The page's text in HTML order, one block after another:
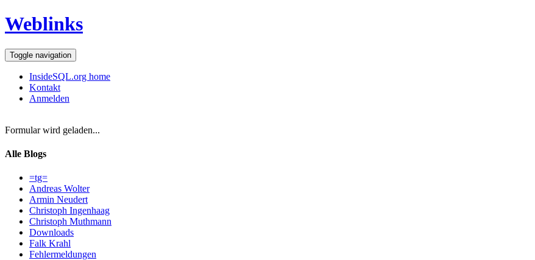
Weblinks
Toggle navigation
InsideSQL.org home
Kontakt
Anmelden
Formular wird geladen...
Alle Blogs
=tg=
Andreas Wolter
Armin Neudert
Christoph Ingenhaag
Christoph Muthmann
Downloads
Falk Krahl
Fehlermeldungen